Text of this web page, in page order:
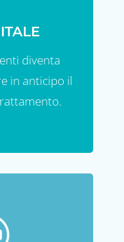
diventa
in anticipo il